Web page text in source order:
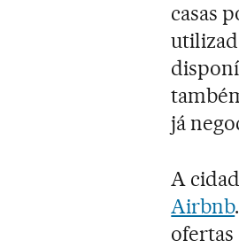
casas
já
A
Airbnb
ofertas